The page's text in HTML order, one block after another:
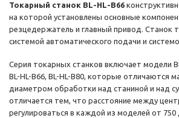
Токарный станок BL-HL-B66
на которой установлены основные
резцедержатель и главный привод. Станок
системой автоматического подачи и
Серия токарных станков включает модели
BL-HL-B66, BL-HL-B80, которые отличаются
диаметром обработки над станиной и над
отличается тем, что расстояние между
регулироваться в каждой из моделей от